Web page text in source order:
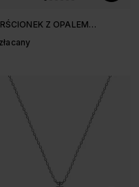
Z OPALEM